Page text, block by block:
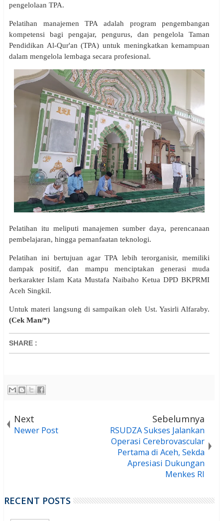
pengelolaan TPA.
Pelatihan manajemen TPA adalah program pengembangan
kompetensi bagi pengajar, pengurus, dan pengelola Taman
Pendidikan Al-Qur'an (TPA) untuk meningkatkan kemampuan
dalam mengelola lembaga secara profesional.
Pelatihan itu meliputi manajemen sumber daya, perencanaan
pembelajaran, hingga pemanfaatan teknologi.
Pelatihan ini bertujuan agar TPA lebih terorganisir, memiliki
dampak positif, dan mampu menciptakan generasi muda
berkarakter Islam Kata Mustafa Naibaho Ketua DPD BKPRMI
Aceh Singkil.
Untuk materi langsung di sampaikan oleh Ust. Yasirli Alfaraby.
(Cek Man/*)
SHARE :
Next
Newer Post
Sebelumnya
RSUDZA Sukses Jalankan
Operasi Cerebrovascular
Pertama di Aceh, Sekda
Apresiasi Dukungan
Menkes RI
RECENT POSTS